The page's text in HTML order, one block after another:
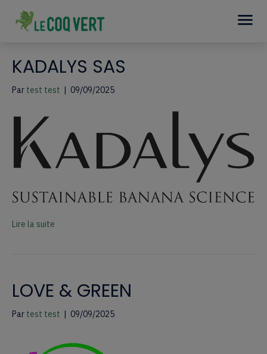
KADALYS SAS
Par test test | 09/09/2025
Lire la suite
LOVE & GREEN
Par test test | 09/09/2025